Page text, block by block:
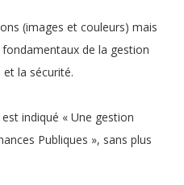
(images et couleurs) mais
de la gestion
et la sécurité.
est indiqué « Une gestion
Publiques », sans plus